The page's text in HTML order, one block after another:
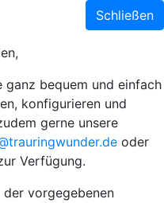
Schließen
bequem und einfach
konfigurieren und
gerne unsere
oder
Verfügung.
vorgegebenen